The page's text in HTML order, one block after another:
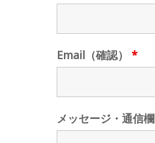
Email（確認） *
メッセージ・通信欄